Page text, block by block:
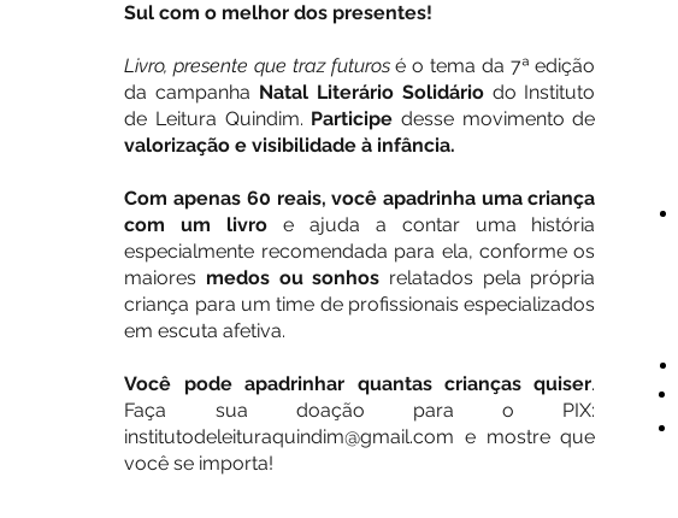
Sul com o melhor dos presentes!
Livro, presente que traz futurosé o tema da 7ª edição
da campanha Natal Literário Solidáriodo Instituto
de Leitura Quindim. Participe desse movimento de
valorização e visibilidade à infância.
Com apenas 60 reais, você apadrinha uma criança
com um livro e ajuda a contar uma história
especialmente recomendada para ela, conforme os
maiores medos ou sonhos relatados pela própria
criança para um time de profissionais especializados
em escuta afetiva.
Você pode apadrinhar quantas crianças quiser.
Faça sua doação para o PIX:
institutodeleituraquindim@gmail.com e mostre que
você se importa!